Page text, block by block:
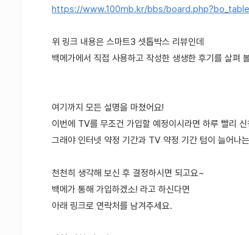
https://www.100mb.kr/bbs/
위 링크 내용은 스마트3 셋톱박스 리뷰인데
백메가에서 직접 사용하고 작성한 생생한 후기를 살펴
여기까지 모든 설명을 마쳤어요!
이번에 TV를 무조건 가입할 예정이시라면 하루 빨리 신
그래야 인터넷 약정 기간과 TV 약정 기간 텀이 늘어나
천천히 생각해 보신 후 결정하시면 되고요~
백메가 통해 가입하겠소! 라고 하신다면
아래 링크로 연락처를 남겨주세요.